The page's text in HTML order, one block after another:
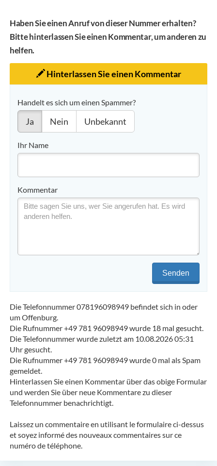
Haben Sie einen Anruf von dieser Nummer erhalten?
Bitte hinterlassen Sie einen Kommentar, um anderen zu
helfen.
Hinterlassen Sie einen Kommentar
Handelt es sich um einen Spammer?
Ja Nein Unbekannt
Ihr Name
Kommentar
Senden
Die Telefonnummer 078196098949 befindet sich in oder
um Offenburg.
Die Rufnummer +49 781 96098949 wurde 18 mal gesucht.
Die Telefonnummer wurde zuletzt am 10.08.2026 05:31
Uhr gesucht.
Die Rufnummer +49 781 96098949 wurde 0 mal als Spam
gemeldet.
Hinterlassen Sie einen Kommentar über das obige Formular
und werden Sie über neue Kommentare zu dieser
Telefonnummer benachrichtigt.
Laissez un commentaire en utilisant le formulaire ci-dessus
et soyez informé des nouveaux commentaires sur ce
numéro de téléphone.